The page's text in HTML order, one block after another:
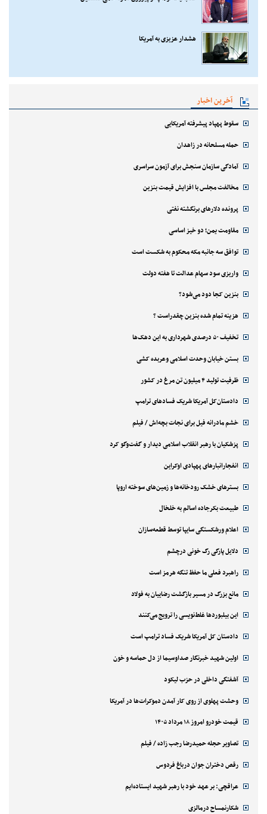
هشدار عزیزی به آمریکا
آخرین اخبار
سقوط پهپاد پیشرفته آمریکایی
حمله مسلحانه در زاهدان
آمادگی سازمان سنجش برای آزمون سراسری
مخالفت مجلس با افزایش قیمت بنزین
پرونده دلارهای برنگشته نفتی
مقاومت یمن؛ دو خیز اساسی
توافق سه جانبه مکه محکوم به شکست است
واریزی سود سهام عدالت تا هفته دولت
بنزین کجا دود می‌شود؟
هزینه تمام شده بنزین چقدراست ؟
تخفیف ۵۰ درصدی شهرداری به این دهک‌ها
بستن خیابان وحدت اسلامی وعربده کشی
ظرفیت تولید ۴ میلیون تن مرغ در کشور
دادستان‌کل آمریکا شریک فسادهای ترامپ
خشم مادرانه فیل برای نجات بچه‌اش / فیلم
پزشکیان با رهبر انقلاب اسلامی دیدار و گفت‌وگو کرد
انفجارانبارهای پهپادی اوکراین
بسترهای خشک رودخانه‌ها و زمین‌های سوخته اروپا
طبیعت بکرجاده اسالم به خلخال
اعلام ورشکستگی سایپا توسط قطعه‌سازان
دلایل پارگی رگ خونی درچشم
راهبرد فعلی ما حفظ تنگه هرمز است
مانع بزرگ در مسیر بازگشت رضاییان به فولاد
این بیلبوردها غلط‌نویسی را ترویج می‌کنند
دادستان کل آمریکا شریک فساد ترامپ است
اولین شهید خبرنگار صداوسیما از دل حماسه و خون
آشفتگی داخلی در حزب لیکود
وحشت پهلوی از روی کار آمدن دموکرات‌ها در آمریکا
قیمت خودرو امروز ۱۸ مرداد ۱۴۰۵
تصاویر حجله حمیدرضا رجب زاده / فیلم
رقص دختران جوان درباغ فردوس
عراقچی: بر عهد خود با رهبر شهید ایستاده‌ایم
شکارنمساح درمالزی